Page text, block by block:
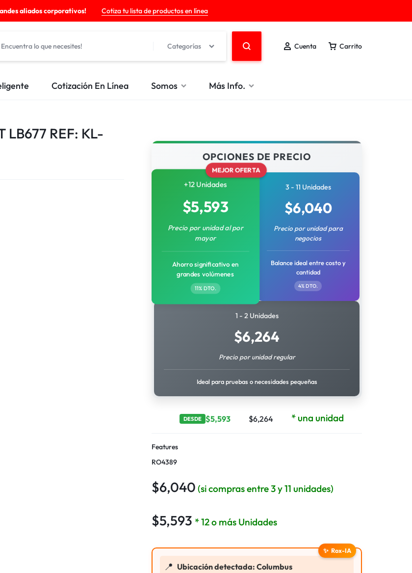
aliados corporativos! Cotiza tu lista de productos en línea
Categorías Cuenta Carrito
Cotización En Línea Somos Más Info.
LB677 REF: KL-
OPCIONES DE PRECIO
MEJOR OFERTA
+12 Unidades
$5,593
Precio por unidad al por
mayor
Ahorro significativo en
grandes volúmenes
11% DTO.
3 - 11 Unidades
$6,040
Precio por unidad para
negocios
Balance ideal entre costo y
cantidad
4% DTO.
1 - 2 Unidades
$6,264
Precio por unidad regular
Ideal para pruebas o necesidades pequeñas
DESDE $5,593 $6,264 * una unidad
Features
RO4389
$6,040 (si compras entre 3 y 11 unidades)
$5,593 * 12 o más Unidades
✨ Rox-IA
📍 Ubicación detectada: Columbus